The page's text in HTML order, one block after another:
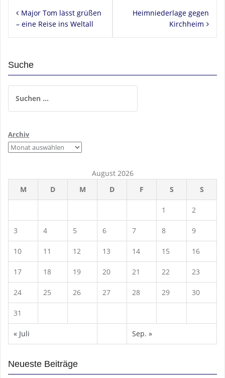
Beitragsnavigation
Major Tom lässt grüßen
– eine Reise ins Weltall
Heimniederlage gegen
Kirchheim
Suche
nach:
Archiv
August 2026
M
D M D F S S
1 2
3 4 5 6 7 8 9
10 11 12 13 14 15 16
17 18 19 20 21 22 23
24 25 26 27 28 29 30
31
« Juli Sep. »
Neueste Beiträge